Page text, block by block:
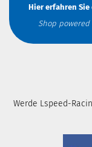
Hier erfahren
Shop powered
Werde Lspeed-